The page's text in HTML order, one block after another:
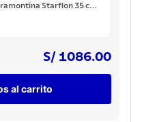
Starflon 35 cm
S/ 1086.00
al carrito